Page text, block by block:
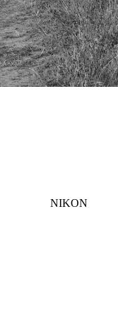
NIKON